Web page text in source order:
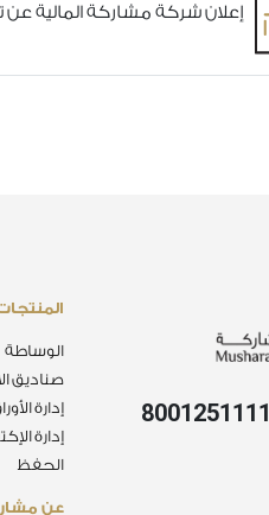
إعلان شركة مشاركة المالية
8001251111
الوساطة
صناديق
إدارة
إدارة
الحفظ
عن